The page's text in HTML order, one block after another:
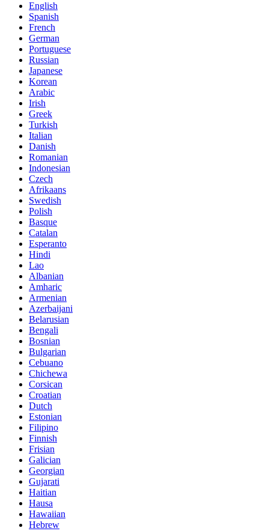
English
Spanish
French
German
Portuguese
Russian
Japanese
Korean
Arabic
Irish
Greek
Turkish
Italian
Danish
Romanian
Indonesian
Czech
Afrikaans
Swedish
Polish
Basque
Catalan
Esperanto
Hindi
Lao
Albanian
Amharic
Armenian
Azerbaijani
Belarusian
Bengali
Bosnian
Bulgarian
Cebuano
Chichewa
Corsican
Croatian
Dutch
Estonian
Filipino
Finnish
Frisian
Galician
Georgian
Gujarati
Haitian
Hausa
Hawaiian
Hebrew